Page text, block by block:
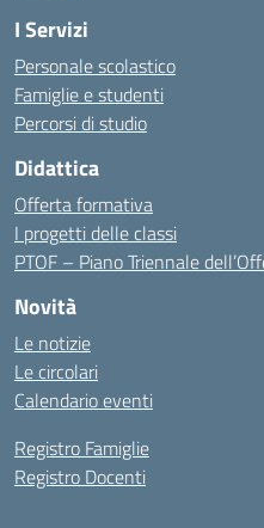
I Servizi
Personale scolastico
Famiglie e studenti
Percorsi di studio
Didattica
Offerta formativa
I progetti delle classi
PTOF – Piano Triennale
Novità
Le notizie
Le circolari
Calendario eventi
Registro Famiglie
Registro Docenti